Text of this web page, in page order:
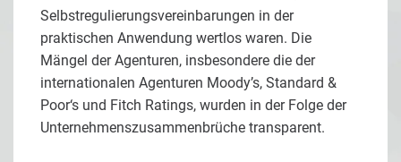
Selbstregulierungsvereinbarungen in der
praktischen Anwendung wertlos waren. Die
Mängel der Agenturen, insbesondere die der
internationalen Agenturen Moody’s, Standard &
Poor‘s und Fitch Ratings, wurden in der Folge der
Unternehmenszusammenbrüche transparent.